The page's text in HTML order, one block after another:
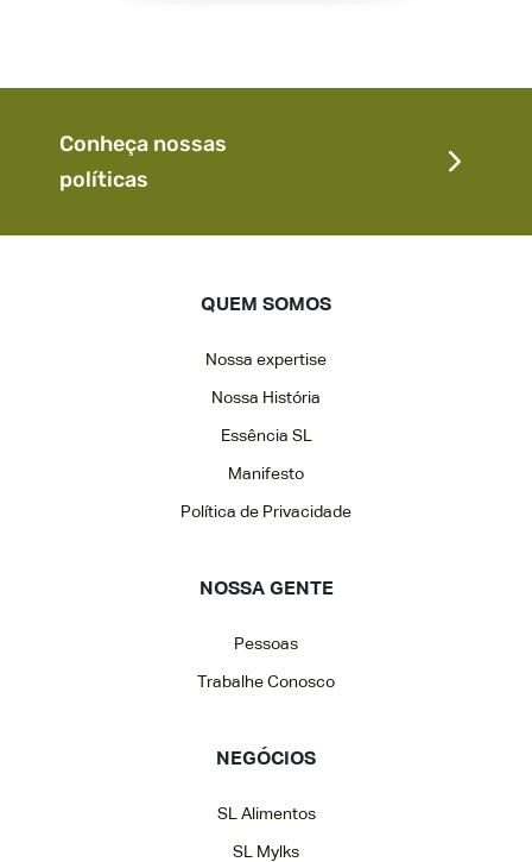
Conheça nossas
políticas
QUEM SOMOS
Nossa expertise
Nossa História
Essência SL
Manifesto
Política de Privacidade
NOSSA GENTE
Pessoas
Trabalhe Conosco
NEGÓCIOS
SL Alimentos
SL Mylks